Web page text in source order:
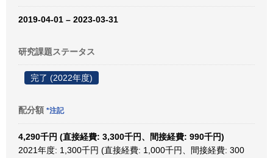
2019-04-01 – 2023-03-31
研究課題ステータス
完了 (2022年度)
配分額 *注記
4,290千円 (直接経費: 3,300千円、間接経費: 990千円)
2021年度: 1,300千円 (直接経費: 1,000千円、間接経費: 300